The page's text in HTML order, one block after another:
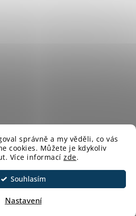
správně a my věděli, co vás
cookies. Můžete je kdykoliv
Více informací zde.
Souhlasím
Nastavení
Vytvořil Shoptet
. Všechna práva vyhrazena.